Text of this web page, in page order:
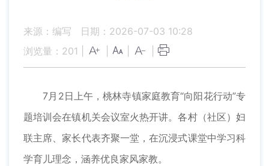
来源：编写
日期：2026-07-03 10:28
浏览量： 201
7月2日上午，桃林寺镇家庭教育“向阳花行动”专
题培训会在镇机关会议室火热开讲。各村（社区）妇
联主席、家长代表齐聚一堂，在沉浸式课堂中学习科
学育儿理念，涵养优良家风家教。